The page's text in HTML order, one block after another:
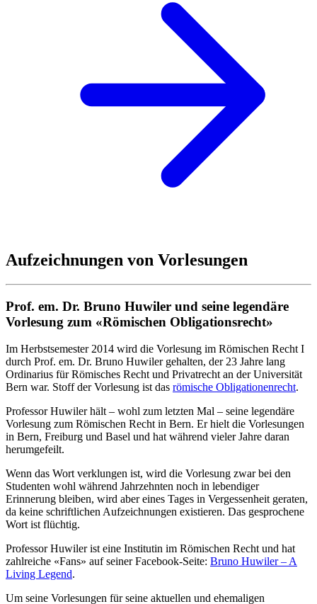
Aufzeichnungen von Vorlesungen
Prof. em. Dr. Bruno Huwiler und seine legendäre
Vorlesung zum «Römischen Obligationsrecht»
Im Herbstsemester 2014 wird die Vorlesung im Römischen Recht I
durch Prof. em. Dr. Bruno Huwiler gehalten, der 23 Jahre lang
Ordinarius für Römisches Recht und Privatrecht an der Universität
Bern war. Stoff der Vorlesung ist das römische Obligationenrecht.
Professor Huwiler hält – wohl zum letzten Mal – seine legendäre
Vorlesung zum Römischen Recht in Bern. Er hielt die Vorlesungen
in Bern, Freiburg und Basel und hat während vieler Jahre daran
herumgefeilt.
Wenn das Wort verklungen ist, wird die Vorlesung zwar bei den
Studenten wohl während Jahrzehnten noch in lebendiger
Erinnerung bleiben, wird aber eines Tages in Vergessenheit geraten,
da keine schriftlichen Aufzeichnungen existieren. Das gesprochene
Wort ist flüchtig.
Professor Huwiler ist eine Institutin im Römischen Recht und hat
zahlreiche «Fans» auf seiner Facebook-Seite: Bruno Huwiler – A
Living Legend.
Um seine Vorlesungen für seine aktuellen und ehemaligen